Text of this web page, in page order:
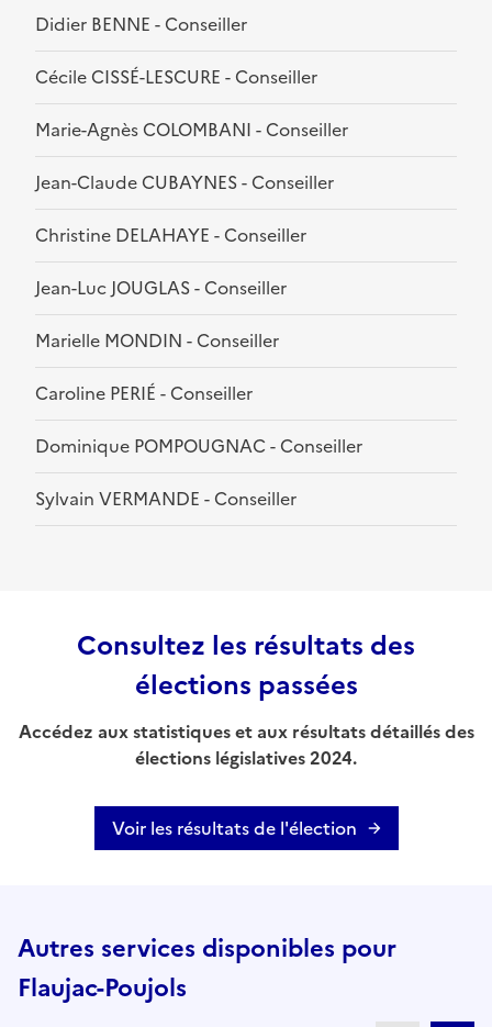
Didier BENNE - Conseiller
Cécile CISSÉ-LESCURE - Conseiller
Marie-Agnès COLOMBANI - Conseiller
Jean-Claude CUBAYNES - Conseiller
Christine DELAHAYE - Conseiller
Jean-Luc JOUGLAS - Conseiller
Marielle MONDIN - Conseiller
Caroline PERIÉ - Conseiller
Dominique POMPOUGNAC - Conseiller
Sylvain VERMANDE - Conseiller
Consultez les résultats des
élections passées
Accédez aux statistiques et aux résultats détaillés des
élections législatives 2024.
Voir les résultats de l'élection
Autres services disponibles pour
Flaujac-Poujols